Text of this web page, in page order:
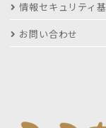
情報セキュリティ
お問い合わせ